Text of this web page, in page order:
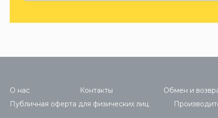
О нас Контакты Обмен и
Публичная оферта для физических лиц